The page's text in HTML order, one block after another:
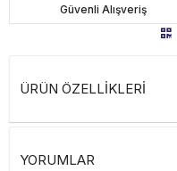
Güvenli Alışveriş
ÜRÜN ÖZELLİKLERİ
YORUMLAR